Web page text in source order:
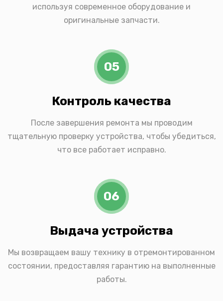
используя современное оборудование и
оригинальные запчасти.
05
Контроль качества
После завершения ремонта мы проводим
тщательную проверку устройства, чтобы убедиться,
что все работает исправно.
06
Выдача устройства
Мы возвращаем вашу технику в отремонтированном
состоянии, предоставляя гарантию на выполненные
работы.